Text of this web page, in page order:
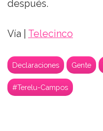
después.
Vía | Telecinco
Declaraciones Gente
#Terelu-Campos